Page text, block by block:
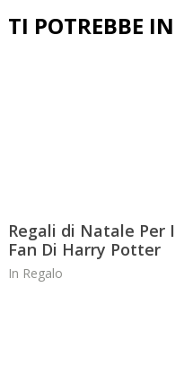
Regali di Natale Per I
Fan Di Harry Potter
In Regalo